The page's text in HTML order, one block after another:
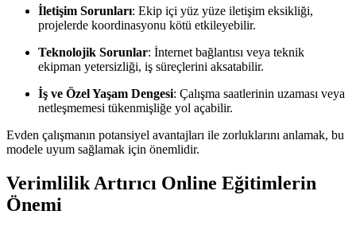
İletişim Sorunları: Ekip içi yüz yüze iletişim eksikliği,
projelerde koordinasyonu kötü etkileyebilir.
Teknolojik Sorunlar: İnternet bağlantısı veya teknik
ekipman yetersizliği, iş süreçlerini aksatabilir.
İş ve Özel Yaşam Dengesi: Çalışma saatlerinin uzaması veya
netleşmemesi tükenmişliğe yol açabilir.
Evden çalışmanın potansiyel avantajları ile zorluklarını anlamak, bu
modele uyum sağlamak için önemlidir.
Verimlilik Artırıcı Online Eğitimlerin
Önemi